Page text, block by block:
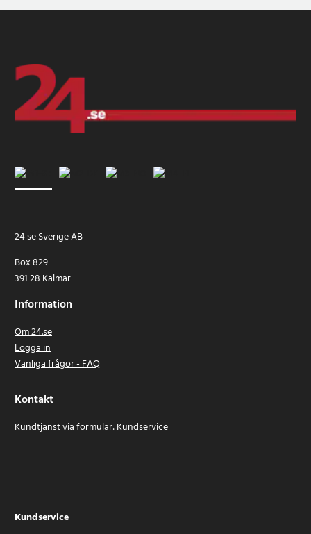
24 se Sverige AB
Box 829
391 28 Kalmar
Information
Om 24.se
Logga in
Vanliga frågor - FAQ
Kontakt
Kundtjänst via formulär:Kundservice
Kundservice